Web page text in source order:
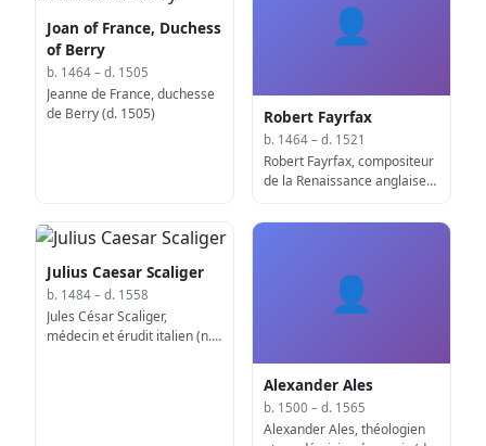
Joan of France, Duchess
of Berry
b. 1464 – d. 1505
Jeanne de France, duchesse
de Berry (d. 1505)
👤
Robert Fayrfax
b. 1464 – d. 1521
Robert Fayrfax, compositeur
de la Renaissance anglaise
Julius Caesar Scaliger
b. 1484 – d. 1558
Jules César Scaliger,
médecin et érudit italien (n.
👤
Alexander Ales
b. 1500 – d. 1565
Alexander Ales, théologien